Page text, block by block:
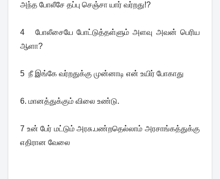
அந்த போலீசே தப்பு செஞ்சா யார் வர்றது!?
4 போலீசையே போட்டுத்தள்ளும் அளவு அவன் பெரிய
ஆளா?
5 நீ இங்கே வர்றதுக்கு முன்னாடி என் உயிர் போகாது
6. மானத்துக்கும் விலை உண்டு.
7 உன் பேர் மட்டும் அரசு.பண்றதெல்லாம் அரசாங்கத்துக்கு
எதிரான வேலை